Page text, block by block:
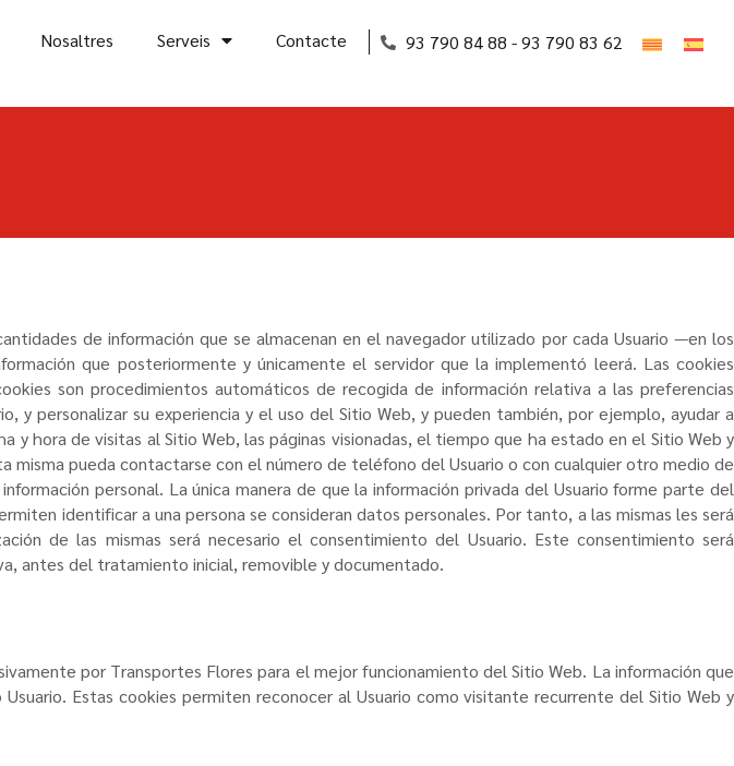
Nosaltres Serveis Contacte 93 790 84 88 - 93 790 83 62
de información que se almacenan en el navegador utilizado por cada Usuario —en los
que posteriormente y únicamente el servidor que la implementó leerá. Las cookies
son procedimientos automáticos de recogida de información relativa a las preferencias
personalizar su experiencia y el uso del Sitio Web, y pueden también, por ejemplo, ayudar a
hora de visitas al Sitio Web, las páginas visionadas, el tiempo que ha estado en el Sitio Web y
pueda contactarse con el número de teléfono del Usuario o con cualquier otro medio de
personal. La única manera de que la información privada del Usuario forme parte del
identificar a una persona se consideran datos personales. Por tanto, a las mismas les será
de las mismas será necesario el consentimiento del Usuario. Este consentimiento será
antes del tratamiento inicial, removible y documentado.
por Transportes Flores para el mejor funcionamiento del Sitio Web. La información que
Estas cookies permiten reconocer al Usuario como visitante recurrente del Sitio Web y